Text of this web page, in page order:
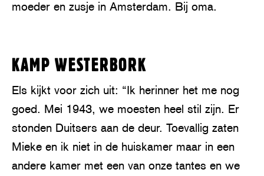
moeder en zusje in Amsterdam. Bij oma.
KAMP WESTERBORK
Els kijkt voor zich uit: “Ik herinner het me nog
goed. Mei 1943, we moesten heel stil zijn. Er
stonden Duitsers aan de deur. Toevallig zaten
Mieke en ik niet in de huiskamer maar in een
andere kamer met een van onze tantes en we